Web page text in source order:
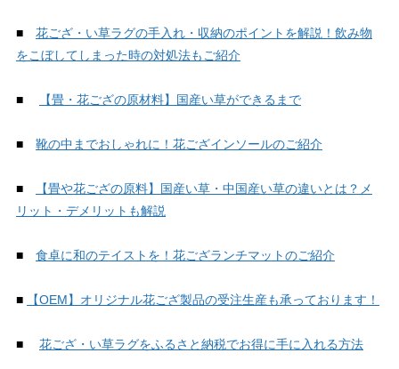
■ 花ござ・い草ラグの手入れ・収納のポイントを解説！飲み物
をこぼしてしまった時の対処法もご紹介
■ 【畳・花ござの原材料】国産い草ができるまで
■ 靴の中までおしゃれに！花ござインソールのご紹介
■
【畳や花ござの原料】国産い草・中国産い草の違いとは？メ
リット・デメリットも解説
■ 食卓に和のテイストを！花ござランチマットのご紹介
■ 【OEM】オリジナル花ござ製品の受注生産も承っております！
■ 花ござ・い草ラグをふるさと納税でお得に手に入れる方法